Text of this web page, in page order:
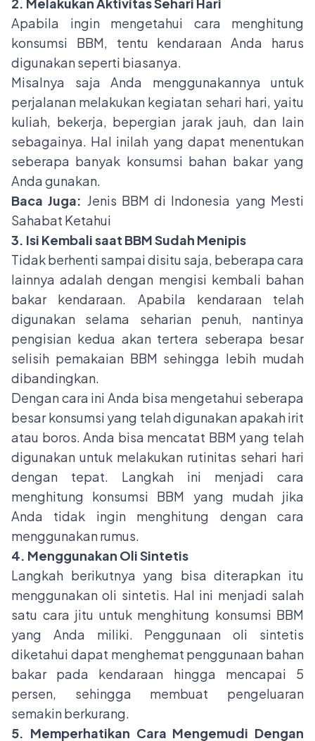
2. Melakukan Aktivitas Sehari Hari
Apabila ingin mengetahui cara menghitung
konsumsi BBM, tentu kendaraan Anda harus
digunakan seperti biasanya.
Misalnya saja Anda menggunakannya untuk
perjalanan melakukan kegiatan sehari hari, yaitu
kuliah, bekerja, bepergian jarak jauh, dan lain
sebagainya. Hal inilah yang dapat menentukan
seberapa banyak konsumsi bahan bakar yang
Anda gunakan.
Baca Juga: Jenis BBM di Indonesia yang Mesti
Sahabat Ketahui
3. Isi Kembali saat BBM Sudah Menipis
Tidak berhenti sampai disitu saja, beberapa cara
lainnya adalah dengan mengisi kembali bahan
bakar kendaraan. Apabila kendaraan telah
digunakan selama seharian penuh, nantinya
pengisian kedua akan tertera seberapa besar
selisih pemakaian BBM sehingga lebih mudah
dibandingkan.
Dengan cara ini Anda bisa mengetahui seberapa
besar konsumsi yang telah digunakan apakah irit
atau boros. Anda bisa mencatat BBM yang telah
digunakan untuk melakukan rutinitas sehari hari
dengan tepat. Langkah ini menjadi cara
menghitung konsumsi BBM yang mudah jika
Anda tidak ingin menghitung dengan cara
menggunakan rumus.
4. Menggunakan Oli Sintetis
Langkah berikutnya yang bisa diterapkan itu
menggunakanoli sintetis. Hal ini menjadi salah
satu cara jitu untuk menghitung konsumsi BBM
yang Anda miliki. Penggunaan oli sintetis
diketahui dapat menghemat penggunaan bahan
bakar pada kendaraan hingga mencapai 5
persen, sehingga membuat pengeluaran
semakin berkurang.
5. Memperhatikan Cara Mengemudi Dengan